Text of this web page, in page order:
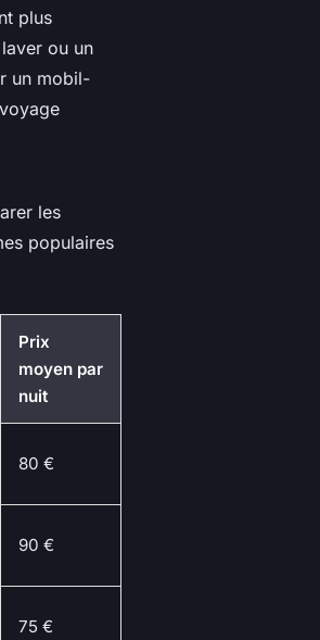
plus
ou un
un mobil-
les
populaires
Prix
moyen par
nuit
80 €
90 €
75 €